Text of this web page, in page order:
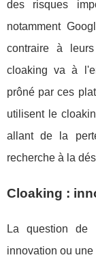
des risques
notamment
contraire à
cloaking va à
prôné par ces
utilisent le
allant de la
recherche à la
Cloaking :
La question de
innovation ou